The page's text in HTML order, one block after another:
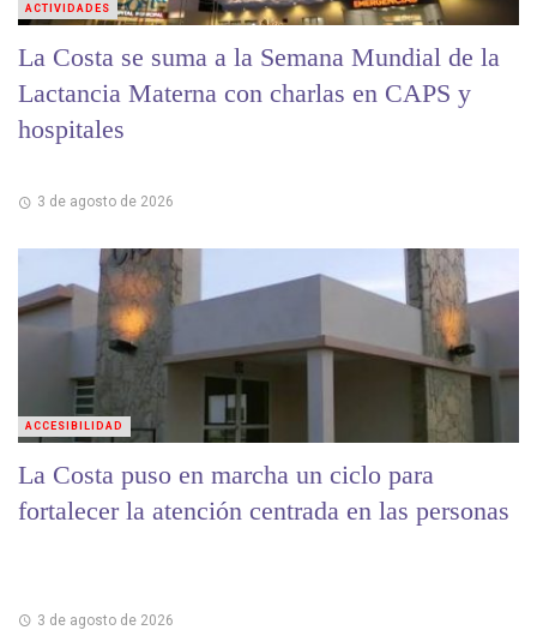
La Costa se suma a la Semana Mundial de la
Lactancia Materna con charlas en CAPS y
hospitales
3 de agosto de 2026
ACTIVIDADES
La Costa puso en marcha un ciclo para
fortalecer la atención centrada en las personas
3 de agosto de 2026
ACCESIBILIDAD